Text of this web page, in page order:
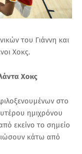
του Γιάννη και
Χοκς.
Χοκς
στο
ημιχρόνου
εκείνο το σημείο
κάτω από